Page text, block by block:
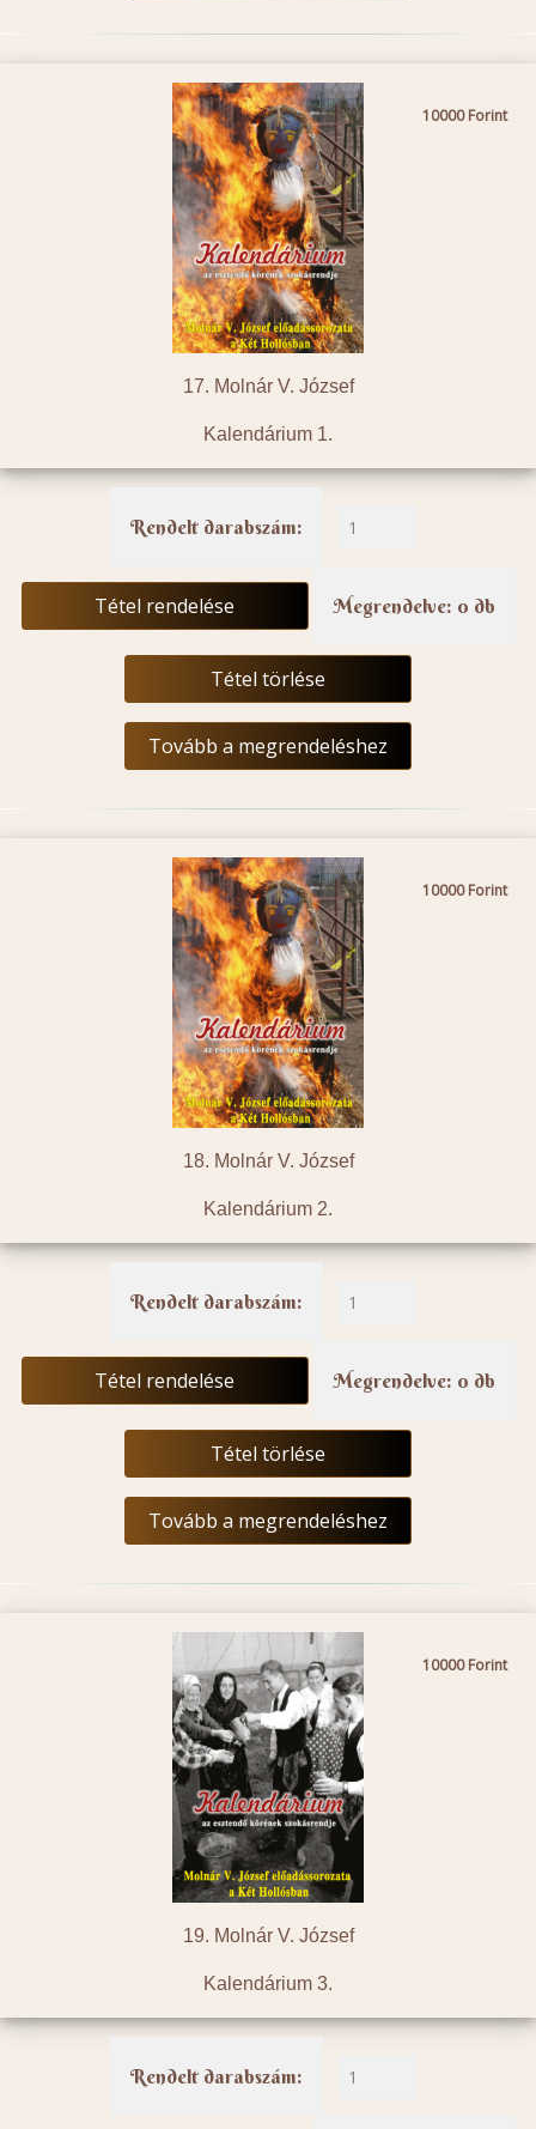
17. Molnár V. József
Kalendárium 1.
10000
Rendelt darabszám:
Tétel rendelése Megrendelve: 0 db
Tétel törlése
Tovább a megrendeléshez
18. Molnár V. József
Kalendárium 2.
10000
Rendelt darabszám:
Tétel rendelése Megrendelve: 0 db
Tétel törlése
Tovább a megrendeléshez
19. Molnár V. József
Kalendárium 3.
10000
Rendelt darabszám: